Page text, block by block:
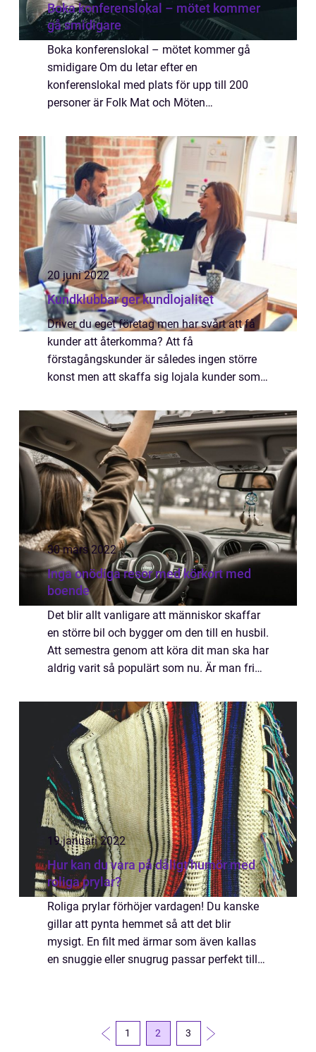
Boka konferenslokal – mötet kommer
gå smidigare
Boka konferenslokal – mötet kommer gå
smidigare Om du letar efter en
konferenslokal med plats för upp till 200
personer är Folk Mat och Möten
den perfekta platsen för ditt n&a...
20 juni 2022
Kundklubbar ger kundlojalitet
Driver du eget företag men har svårt att få
kunder att återkomma? Att få
förstagångskunder är således ingen större
konst men att skaffa sig lojala kunder som
desto svårare. Det är i slutändan
stamkunderna...
30 mars 2022
Inga onödiga resor med körkort med
boende
Det blir allt vanligare att människor skaffar
en större bil och bygger om den till en husbil.
Att semestra genom att köra dit man ska har
aldrig varit så populärt som nu. Är man fri
anpassa sig till sommaren...
19 januari 2022
Hur kan du vara på dåligt humör med
roliga prylar?
Roliga prylar förhöjer vardagen! Du kanske
gillar att pynta hemmet så att det blir
mysigt. En filt med ärmar som även kallas
en snuggie eller snugrug passar perfekt till
1 2 3